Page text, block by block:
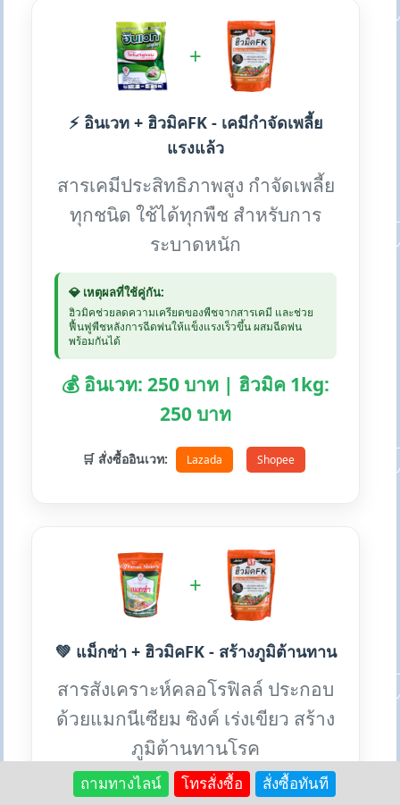
+
⚡ อินเวท + ฮิวมิคFK - เคมีกำจัดเพลี้ย
แรงแล้ว
สารเคมีประสิทธิภาพสูง กำจัดเพลี้ย
ทุกชนิด ใช้ได้ทุกพืช สำหรับการ
ระบาดหนัก
💎 เหตุผลที่ใช้คู่กัน:
ฮิวมิคช่วยลดความเครียดของพืชจากสารเคมี และช่วย
ฟื้นฟูพืชหลังการฉีดพ่นให้แข็งแรงเร็วขึ้น ผสมฉีดพ่น
พร้อมกันได้
💰 อินเวท: 250 บาท | ฮิวมิค 1kg:
250 บาท
🛒 สั่งซื้ออินเวท: Lazada Shopee
+
💚 แม็กซ่า + ฮิวมิคFK - สร้างภูมิต้านทาน
สารสังเคราะห์คลอโรฟิลล์ ประกอบ
ด้วยแมกนีเซียม ซิงค์ เร่งเขียว สร้าง
ภูมิต้านทานโรค
✨ ประโยชน์เด่น:
ถามทางไลน์ โทรสั่งซื้อ สั่งซื้อทันที